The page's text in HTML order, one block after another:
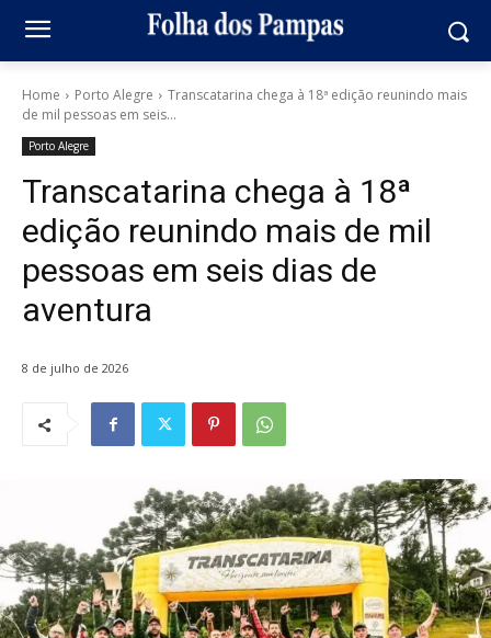
Home Porto Alegre
Transcatarina chega à 18ª edição reunindo mais
de mil pessoas em seis...
Porto Alegre
Transcatarina chega à 18ª
edição reunindo mais de mil
pessoas em seis dias de
aventura
8 de julho de 2026